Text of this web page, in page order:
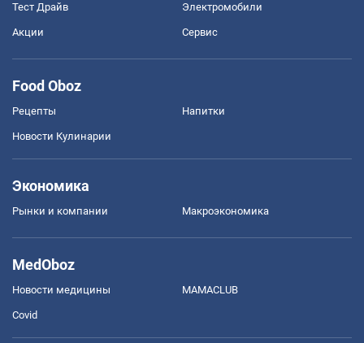
Тест Драйв Электромобили
Акции Сервис
Food Oboz
Рецепты Напитки
Новости Кулинарии
Экономика
Рынки и компании Mакроэкономика
MedOboz
Новости медицины MAMACLUB
Covid